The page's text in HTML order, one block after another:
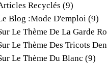
Recyclés (9)
Blog :mode D'emploi (9)
Le Thème De La Garde
Le Thème Des Tricots
Le Thème Du Blanc (9)